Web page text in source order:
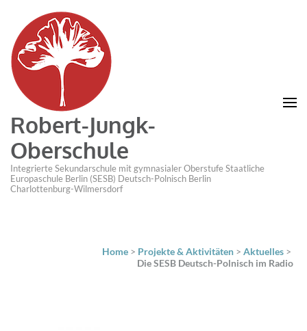
Robert-Jungk-
Oberschule
Integrierte Sekundarschule mit gymnasialer Oberstufe Staatliche
Europaschule Berlin (SESB) Deutsch-Polnisch Berlin
Charlottenburg-Wilmersdorf
Home > Projekte & Aktivitäten > Aktuelles >
Die SESB Deutsch-Polnisch im Radio